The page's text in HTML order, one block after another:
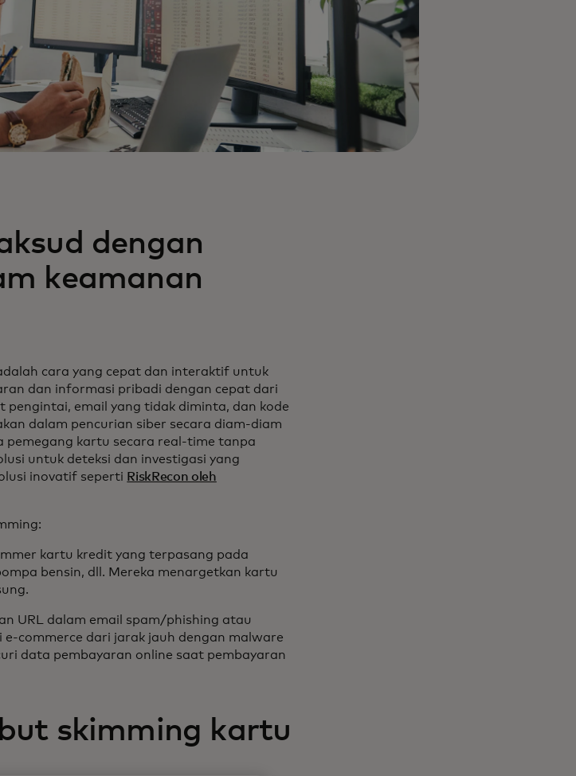
dengan
keamanan
cara yang cepat dan interaktif untuk
dan informasi pribadi dengan cepat dari
pengintai, email yang tidak diminta, dan kode
dalam pencurian siber secara diam-diam
pemegang kartu secara real-time tanpa
untuk deteksi dan investigasi yang
inovatif seperti RiskRecon oleh
kartu kredit yang terpasang pada
bensin, dll. Mereka menargetkan kartu
URL dalam email spam/phishing atau
e-commerce dari jarak jauh dengan malware
data pembayaran online saat pembayaran
skimming kartu